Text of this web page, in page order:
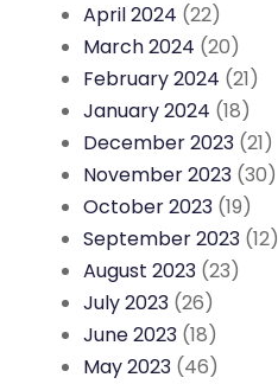
April 2024 (22)
March 2024 (20)
February 2024 (21)
January 2024 (18)
December 2023 (21)
November 2023 (30)
October 2023 (19)
September 2023 (12)
August 2023 (23)
July 2023 (26)
June 2023 (18)
May 2023 (46)